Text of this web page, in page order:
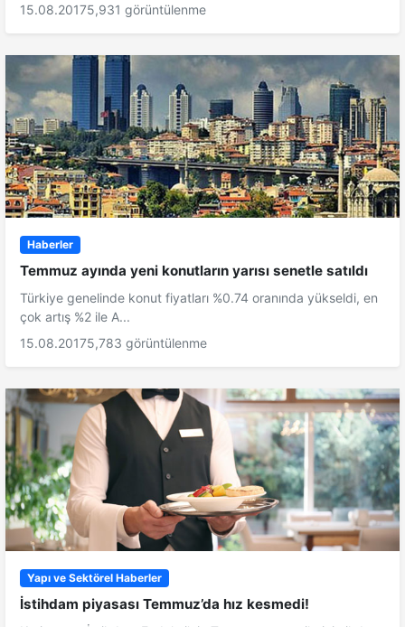
15.08.20175,931 görüntülenme
Haberler
Temmuz ayında yeni konutların yarısı senetle satıldı
Türkiye genelinde konut fiyatları %0.74 oranında yükseldi, en
çok artış %2 ile A...
15.08.20175,783 görüntülenme
Yapı ve Sektörel Haberler
İstihdam piyasası Temmuz’da hız kesmedi!